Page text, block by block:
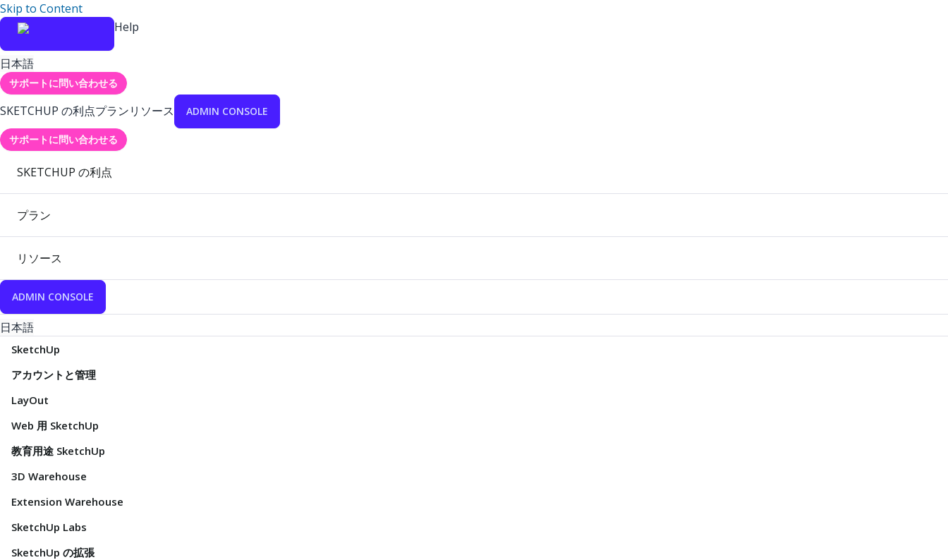
Skip to Content
Help
日本語
サポートに問い合わせる
SKETCHUP の利点プランリソース ADMIN CONSOLE
サポートに問い合わせる
SKETCHUP の利点
プラン
リソース
ADMIN CONSOLE
日本語
SketchUp
アカウントと管理
LayOut
Web 用 SketchUp
教育用途 SketchUp
3D Warehouse
Extension Warehouse
SketchUp Labs
SketchUp の拡張